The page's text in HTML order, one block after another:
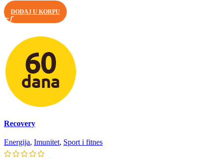
DODAJ U KORPU
Recovery
Energija, Imunitet, Sport i fitnes